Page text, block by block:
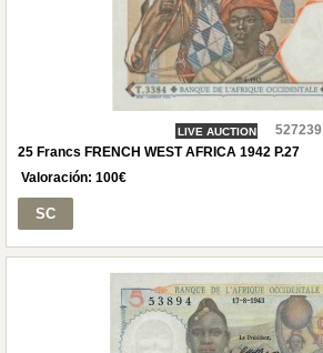
LIVE AUCTION
527239
25 Francs FRENCH WEST AFRICA 1942 P.27
Valoración: 100€
SC